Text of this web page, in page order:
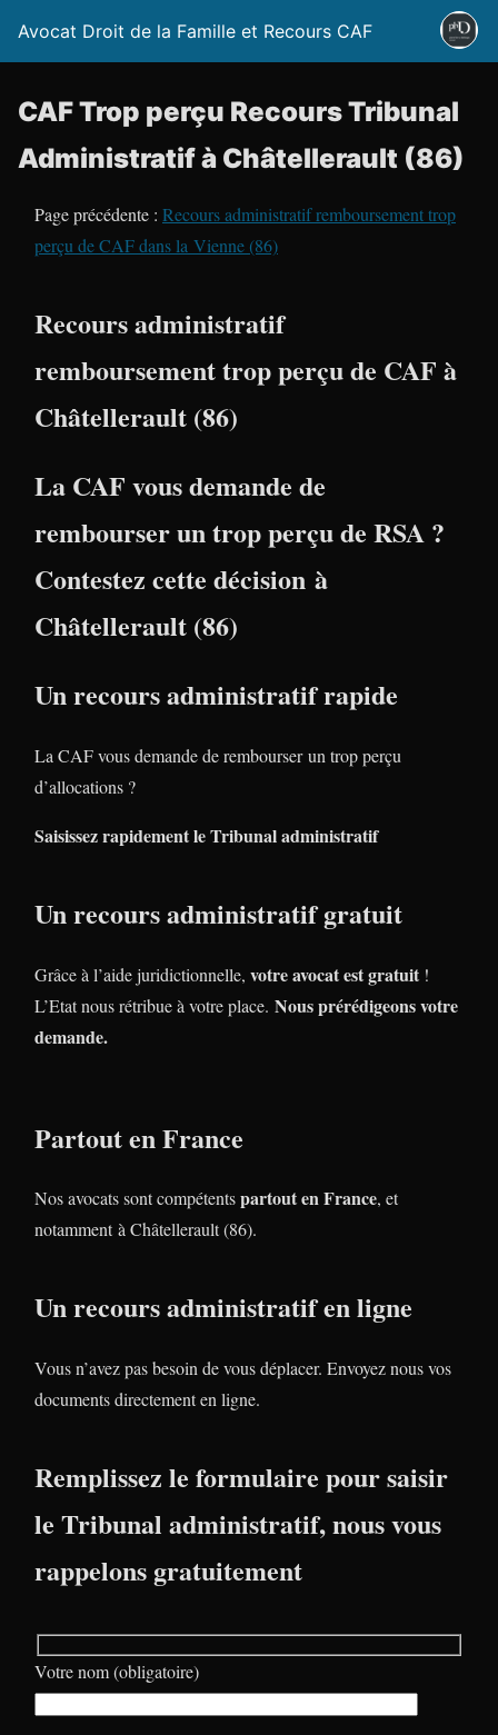
Avocat Droit de la Famille et Recours CAF
CAF Trop perçu Recours Tribunal
Administratif à Châtellerault (86)
Page précédente : Recours administratif remboursement trop
perçu de CAF dans la Vienne (86)
Recours administratif
remboursement trop perçu de CAF à
Châtellerault (86)
La CAF vous demande de
rembourser un trop perçu de RSA ?
Contestez cette décision à
Châtellerault (86)
Un recours administratif rapide
La CAF vous demande de rembourser un trop perçu
d’allocations ?
Saisissez rapidement le Tribunal administratif
Un recours administratif gratuit
Grâce à l’aide juridictionnelle, votre avocat est gratuit !
L’Etat nous rétribue à votre place. Nous prérédigeons votre
demande.
Partout en France
Nos avocats sont compétentspartout en France, et
notamment à Châtellerault (86).
Un recours administratif en ligne
Vous n’avez pas besoin de vous déplacer. Envoyez nous vos
documents directement en ligne.
Remplissez le formulaire pour saisir
le Tribunal administratif, nous vous
rappelons gratuitement
Votre nom (obligatoire)